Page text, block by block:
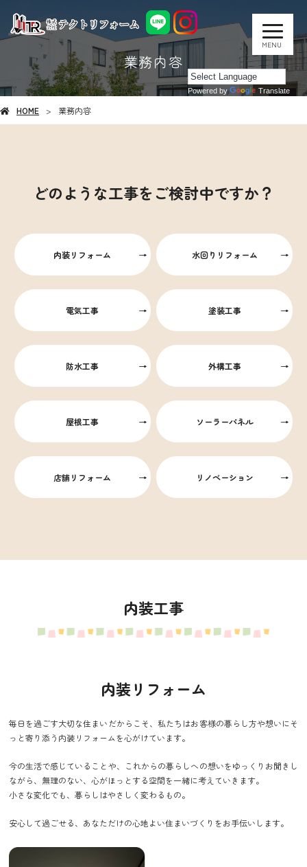
MENU
Powered by Translate
業務内容
HOME 業務内容
どのような工事をご検討中ですか？
内装リフォーム 水回りリフォーム
電気工事 塗装工事
防水工事 外構工事
屋根工事 ソーラーパネル
店舗リフォーム リノベーション
内装工事
内装リフォーム
毎日を過ごす大切な住まいだからこそ、私たちはお客様の暮らし方や想いにそ
っと寄り添う内装リフォームを心がけています。
今の生活で感じていることや、これからの暮らしへの想いをゆっくりお聞きし
ながら、無理のない、心がほっとする空間を一緒に考えていきます。
小さな変化でも、暮らしはやさしく変わるもの。
安心して過ごせる、あなただけの心地よい住まいづくりをお手伝いします。